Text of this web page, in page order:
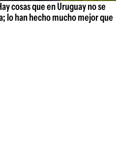
cosas que en Uruguay no se
lo han hecho mucho mejor que